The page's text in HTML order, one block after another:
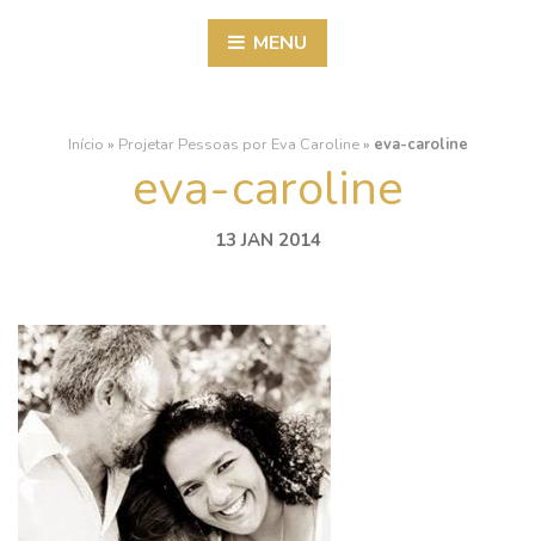
MENU
Início » Projetar Pessoas por Eva Caroline» eva-caroline
eva-caroline
13 JAN 2014